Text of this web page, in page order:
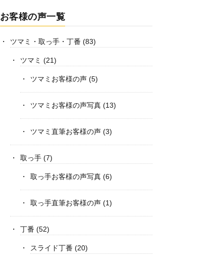
お客様の声一覧
ツマミ・取っ手・丁番 (83)
ツマミ (21)
ツマミお客様の声(5)
ツマミお客様の声写真(13)
ツマミ直筆お客様の声(3)
取っ手(7)
取っ手お客様の声写真(6)
取っ手直筆お客様の声(1)
丁番 (52)
スライド丁番 (20)